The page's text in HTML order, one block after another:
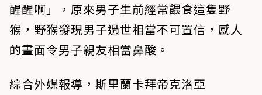
醒醒啊」，原來男子生前經常餵食這隻野
猴，野猴發現男子過世相當不可置信，感人
的畫面令男子親友相當鼻酸。
綜合外媒報導，斯里蘭卡拜帝克洛亞